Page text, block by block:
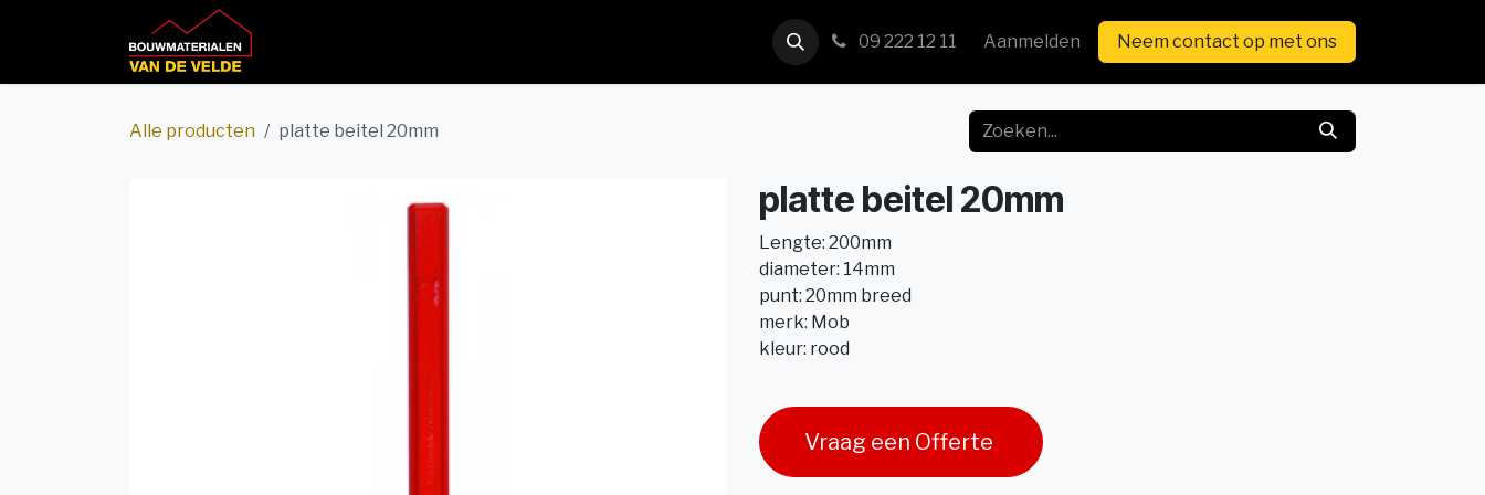
09 222 12 11 Aanmelden Neem contact op met ons
Alle producten platte beitel 20mm
platte beitel 20mm
Lengte: 200mm
diameter: 14mm
punt: 20mm breed
merk: Mob
kleur: rood
Vraag een Offerte